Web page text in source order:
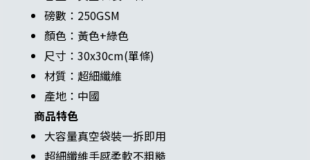
磅數：250GSM
顏色：黃色+綠色
尺寸：30x30cm(單條)
材質：超細纖維
產地：中國
商品特色
大容量真空袋裝一拆即用
超細纖維手感柔軟不粗糙